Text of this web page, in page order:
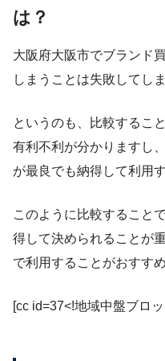
は？
大阪府大阪市でブランド
しまうことは失敗してし
というのも、比較するこ
有利不利が分かりますし
が最良でも納得して利用
このように比較すること
得して決められることが
で利用することがおすすめ
[cc id=37<!地域中盤ブロ